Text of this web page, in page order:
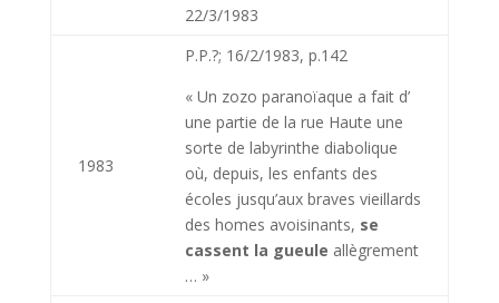
22/3/1983
1983
P.P.?; 16/2/1983, p.142
« Un zozo paranoïaque a fait d’
une partie de la rue Haute une
sorte de labyrinthe diabolique
où, depuis, les enfants des
écoles jusqu’aux braves vieillards
des homes avoisinants, se
cassent la gueule allègrement
… »